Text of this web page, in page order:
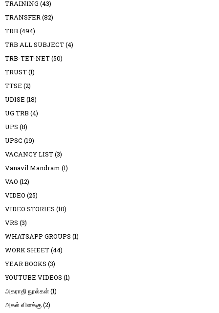
TRAINING (43)
TRANSFER(82)
TRB (494)
TRB ALL SUBJECT(4)
TRB-TET-NET(50)
TRUST(1)
TTSE (2)
UDISE (18)
UG TRB (4)
UPS (8)
UPSC (19)
VACANCY LIST(3)
Vanavil Mandram (1)
VAO (12)
VIDEO (25)
VIDEO STORIES (10)
VRS (3)
WHATSAPP GROUPS (1)
WORK SHEET(44)
YEAR BOOKS (3)
YOUTUBE VIDEOS (1)
அகராதி நூல்கள்(1)
அகல் விளக்கு(2)